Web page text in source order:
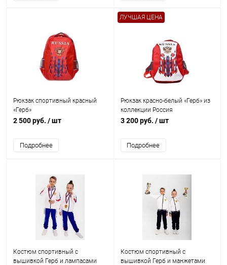
Рюкзак спортивный красный
«Герб»
2 500 руб. / шт
Подробнее
ЛУЧШАЯ ЦЕНА
Рюкзак красно-белый «Герб» из
коллекции Россия
3 200 руб. / шт
Подробнее
Костюм спортивный с
вышивкой Герб и лампасами
Костюм спортивный с
вышивкой Герб и манжетами